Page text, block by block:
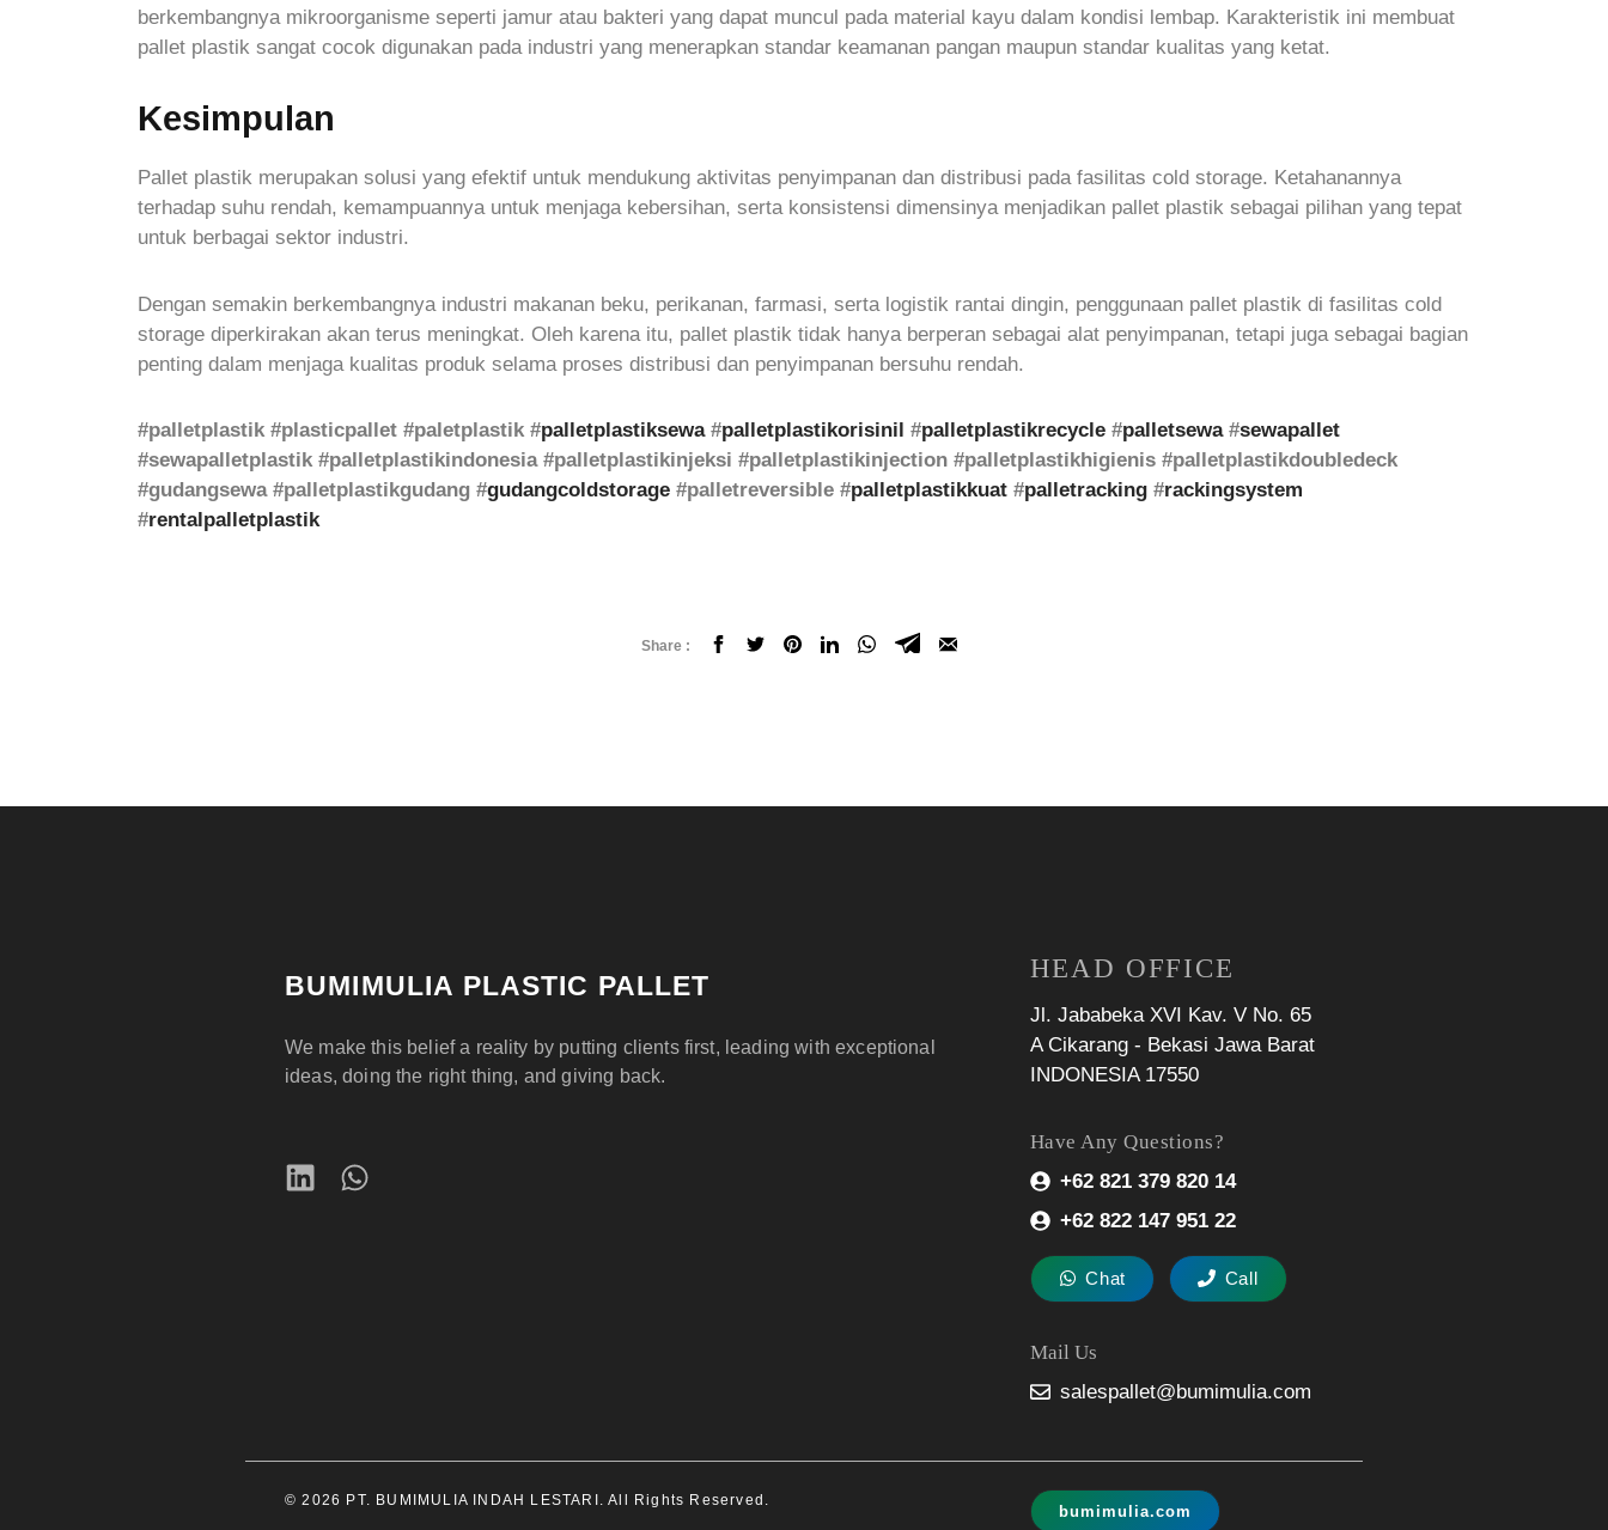
berkembangnya mikroorganisme seperti jamur atau bakteri yang dapat muncul pada material kayu dalam kondisi lembap. Karakteristik ini membuat
pallet plastik sangat cocok digunakan pada industri yang menerapkan standar keamanan pangan maupun standar kualitas yang ketat.
Kesimpulan
Pallet plastik merupakan solusi yang efektif untuk mendukung aktivitas penyimpanan dan distribusi pada fasilitas cold storage. Ketahanannya
terhadap suhu rendah, kemampuannya untuk menjaga kebersihan, serta konsistensi dimensinya menjadikan pallet plastik sebagai pilihan yang tepat
untuk berbagai sektor industri.
Dengan semakin berkembangnya industri makanan beku, perikanan, farmasi, serta logistik rantai dingin, penggunaan pallet plastik di fasilitas cold
storage diperkirakan akan terus meningkat. Oleh karena itu, pallet plastik tidak hanya berperan sebagai alat penyimpanan, tetapi juga sebagai bagian
penting dalam menjaga kualitas produk selama proses distribusi dan penyimpanan bersuhu rendah.
#palletplastik #plasticpallet #paletplastik #palletplastiksewa#palletplastikorisinil #palletplastikrecycle #palletsewa#sewapallet
#sewapalletplastik #palletplastikindonesia #palletplastikinjeksi #palletplastikinjection #palletplastikhigienis #palletplastikdoubledeck
#gudangsewa #palletplastikgudang #gudangcoldstorage #palletreversible #palletplastikkuat #palletracking #rackingsystem
#rentalpalletplastik
Share :
BUMIMULIA PLASTIC PALLET
We make this belief a reality by putting clients first, leading with exceptional
ideas, doing the right thing, and giving back.
HEAD OFFICE
Jl. Jababeka XVI Kav. V No. 65
A Cikarang - Bekasi Jawa Barat
INDONESIA 17550
Have Any Questions?
+62 821 379 820 14
+62 822 147 951 22
Chat Call
Mail Us
salespallet@bumimulia.com
© 2026 PT. BUMIMULIA INDAH LESTARI. All Rights Reserved.
bumimulia.com